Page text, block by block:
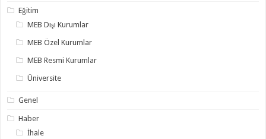
Eğitim
MEB Dışı Kurumlar
MEB Özel Kurumlar
MEB Resmi Kurumlar
Üniversite
Genel
Haber
İhale